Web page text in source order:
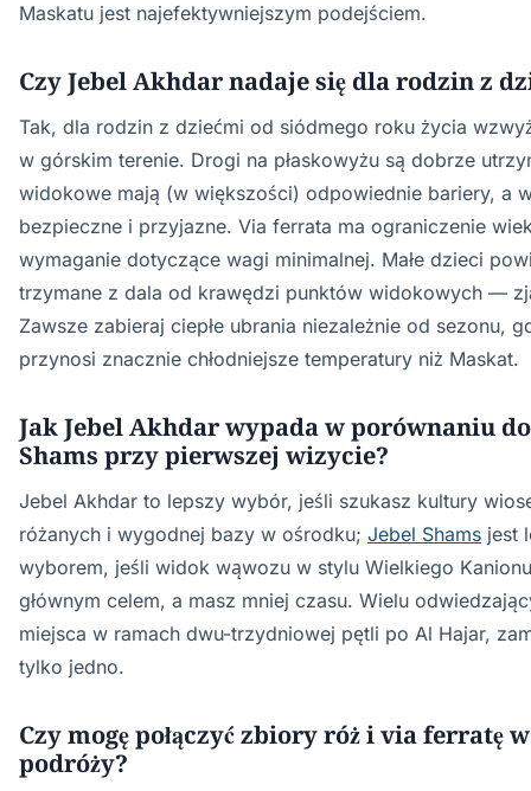
Maskatu jest najefektywniejszym podejściem.
Czy Jebel Akhdar nadaje się dla rodzin z
Tak, dla rodzin z dziećmi od siódmego roku życia
w górskim terenie. Drogi na płaskowyżu są dobrze
widokowe mają (w większości) odpowiednie bariery, a
bezpieczne i przyjazne. Via ferrata ma ograniczenie
wymaganie dotyczące wagi minimalnej. Małe dzieci
trzymane z dala od krawędzi punktów widokowych —
Zawsze zabieraj ciepłe ubrania niezależnie od sezonu,
przynosi znacznie chłodniejsze temperatury niż Maskat.
Jak Jebel Akhdar wypada w porównaniu
Shams przy pierwszej wizycie?
Jebel Akhdar to lepszy wybór, jeśli szukasz kultury
różanych i wygodnej bazy w ośrodku; Jebel Shams jest
wyborem, jeśli widok wąwozu w stylu Wielkiego
głównym celem, a masz mniej czasu. Wielu
miejsca w ramach dwu-trzydniowej pętli po Al Hajar,
tylko jedno.
Czy mogę połączyć zbiory róż i via ferratę
podróży?